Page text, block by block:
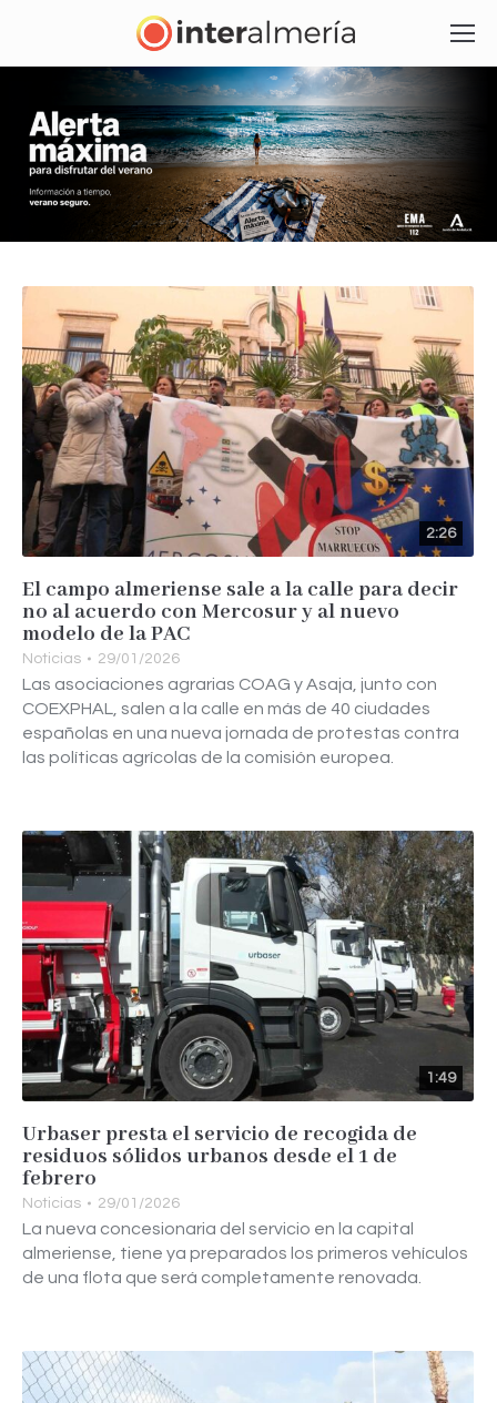
2:26
El campo almeriense sale a la calle para decir
no al acuerdo con Mercosur y al nuevo
modelo de la PAC
Noticias 29/01/2026
Las asociaciones agrarias COAG y Asaja, junto con
COEXPHAL, salen a la calle en más de 40 ciudades
españolas en una nueva jornada de protestas contra
las políticas agrícolas de la comisión europea.
1:49
Urbaser presta el servicio de recogida de
residuos sólidos urbanos desde el 1 de
febrero
Noticias 29/01/2026
La nueva concesionaria del servicio en la capital
almeriense, tiene ya preparados los primeros vehículos
de una flota que será completamente renovada.